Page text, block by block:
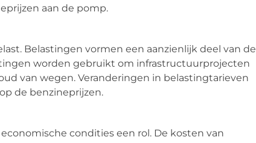
aan de pomp.
Belastingen vormen een aanzienlijk deel van de
worden gebruikt om infrastructuurprojecten
van wegen. Veranderingen in belastingtarieven
de benzineprijzen.
condities een rol. De kosten van